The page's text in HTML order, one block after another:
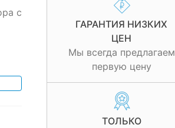
ГАРАНТИЯ НИЗКИХ
ЦЕН
Мы всегда предлагаем
первую цену
ТОЛЬКО
с